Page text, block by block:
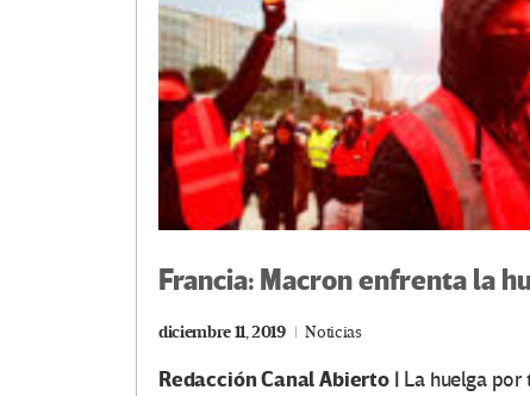
Francia: Macron enfrenta la
diciembre 11, 2019 Noticias
Redacción Canal Abierto | La huelga